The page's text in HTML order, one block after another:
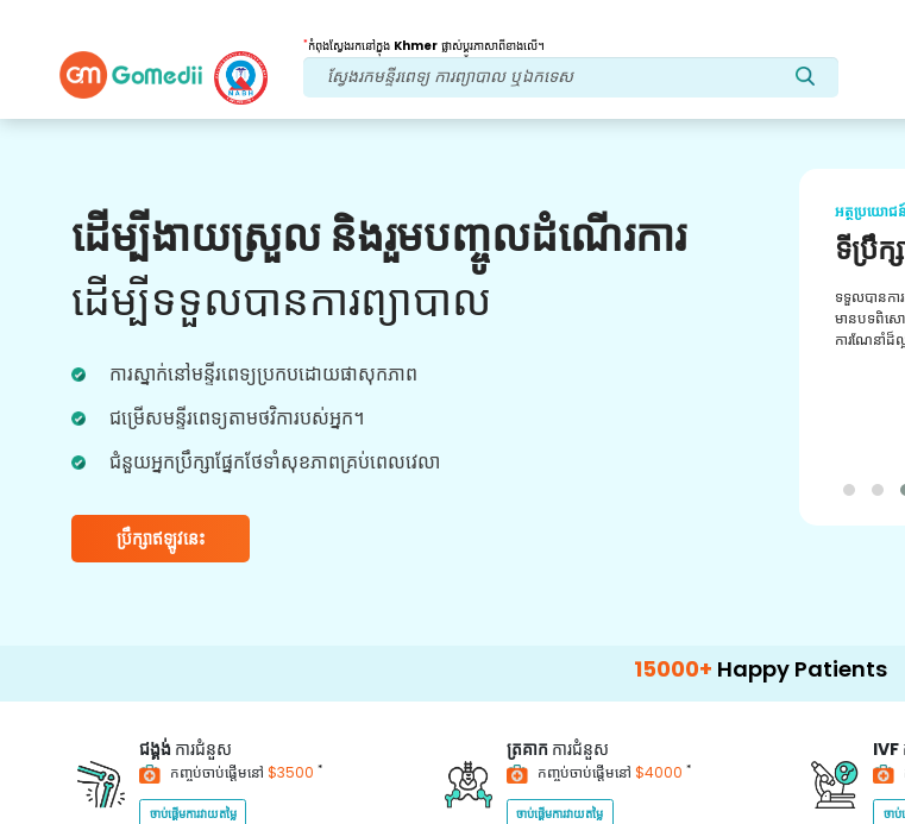
*កំពុងស្វែងរកនៅក្នុង Khmer ផ្លាស់ប្តូរភាសាពីខាងលើ។
ដើម្បីងាយស្រួល និងរួមបញ្ចូលដំណើរការ
ដើម្បីទទួលបានការព្យាបាល
ការស្នាក់នៅមន្ទីរពេទ្យប្រកបដោយផាសុកភាព
ជម្រើសមន្ទីរពេទ្យតាមថវិការបស់អ្នក។
ជំនួយអ្នកប្រឹក្សាផ្នែកថែទាំសុខភាពគ្រប់ពេលវេលា
ប្រឹក្សាឥឡូវនេះ
អត្ថប្រយោជន៍របស់យើង។
ការព្យាបាលក្រោយតាមដាន
ការថែទាំ
ទទួលបានជំនួយផ្នែកវេជ្ជសាស្រ្ត និងអ្នកជំងឺ 24x7
អ្នកគ្រប់ពេលវេលា។ ការធ្វើបច្ចុប្បន្នភាពជាទៀងទាត់លើ
អត្ថប្រយោ
ទីប្រឹក្
ទទួលបានការ
មានបទពិសោ
ការណែនាំដ៏
Happy Patients 100+
ជង្គង់ ការជំនួស
កញ្ចប់ចាប់ផ្តើមនៅ $3500 *
ចាប់ផ្តើមការវាយតម្លៃ
ត្រគាក ការជំនួស
កញ្ចប់ចាប់ផ្តើមនៅ $4000 *
ចាប់ផ្តើមការវាយតម្លៃ
IVF
ចាប់